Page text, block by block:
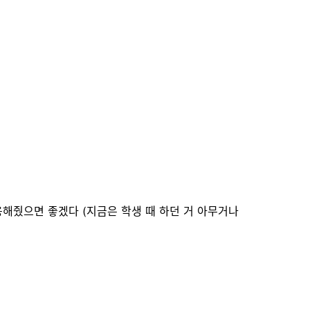
으면 좋겠다 (지금은 학생 때 하던 거 아무거나